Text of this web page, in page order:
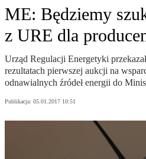
ME: Będziemy
z URE dla
Urząd Regulacji Energetyki
rezultatach pierwszej aukcji na
odnawialnych źródeł energii do
Publikacja: 05.01.2017 10:51